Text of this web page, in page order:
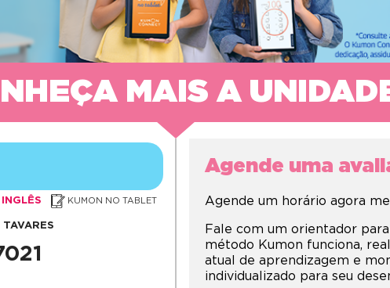
MAIS A
INGLÊS KUMON NO TABLET
Agende uma
Agende um horário agora
Fale com um orientador
método Kumon funciona,
atual de aprendizagem e
individualizado para seu